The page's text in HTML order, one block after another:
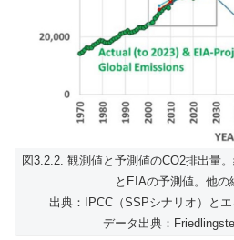
図3.2.2. 観測値と予測値のCO2排出量
とEIAの予測値。他の
出典：IPCC（SSPシナリオ）とエ
データ出典：